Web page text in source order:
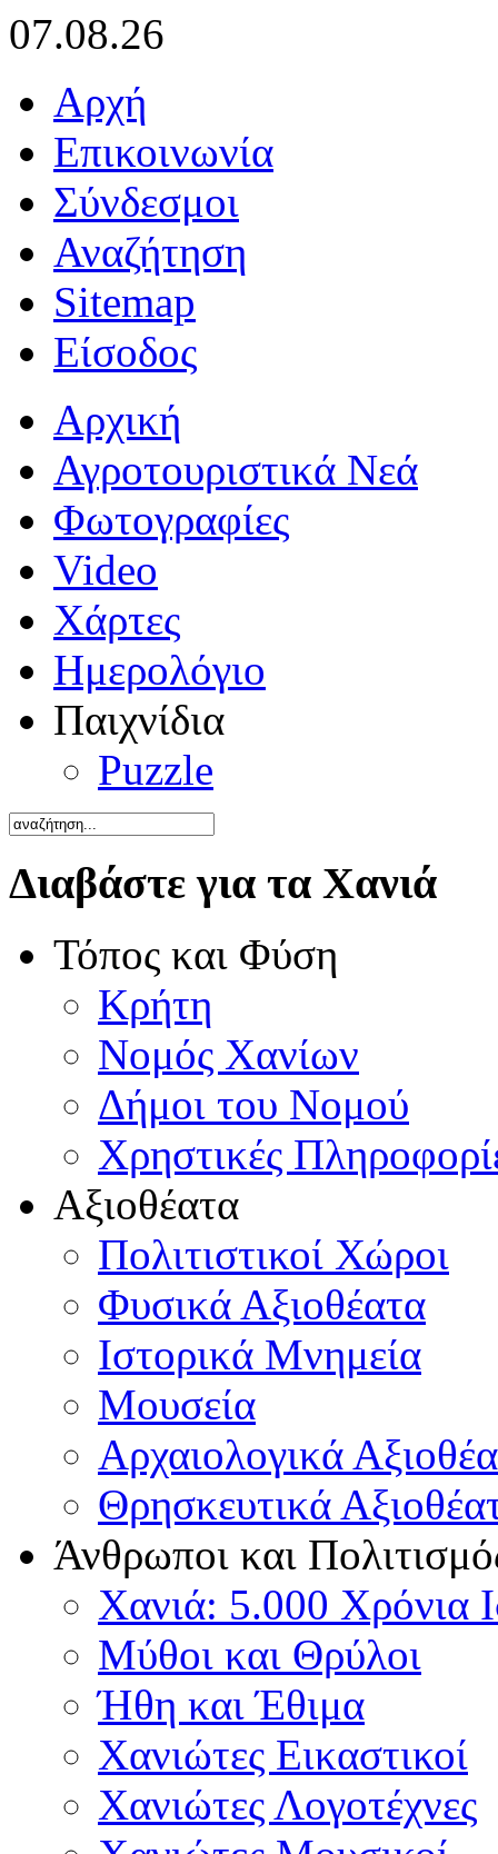
07.08.26
Αρχή
Επικοινωνία
Σύνδεσμοι
Αναζήτηση
Sitemap
Είσοδος
Αρχική
Αγροτουριστικά Νεά
Φωτογραφίες
Video
Χάρτες
Ημερολόγιο
Παιχνίδια
Puzzle
Διαβάστε για τα Χανιά
Τόπος και Φύση
Κρήτη
Νομός Χανίων
Δήμοι του Νομού
Χρηστικές
Αξιοθέατα
Πολιτιστικοί Χώροι
Φυσικά Αξιοθέατα
Ιστορικά Μνημεία
Μουσεία
Αρχαιολογικά
Θρησκευτικά
Άνθρωποι και
Χανιά: 5.000 Χρόνια
Μύθοι και Θρύλοι
Ήθη και Έθιμα
Χανιώτες Εικαστικοί
Χανιώτες Λογοτέχνες